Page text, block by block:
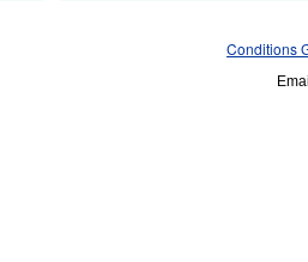
Conditions